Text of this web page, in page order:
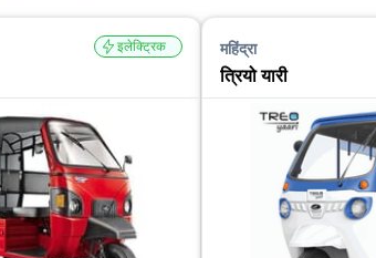
इलेक्ट्रिक महिंद्रा
त्रियो यारी